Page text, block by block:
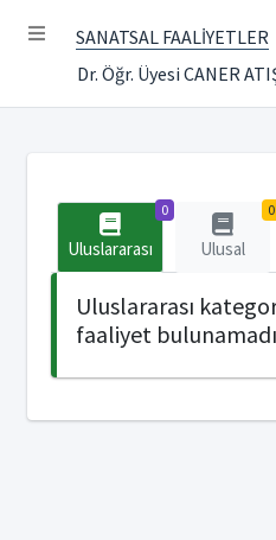
SANATSAL FAALİYETLER
Dr. Öğr. Üyesi CANER
0
Uluslararası
0
Ulusal
Uluslararası
faaliyet